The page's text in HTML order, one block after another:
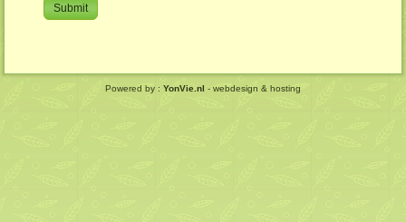
Submit
Powered by : YonVie.nl - webdesign & hosting